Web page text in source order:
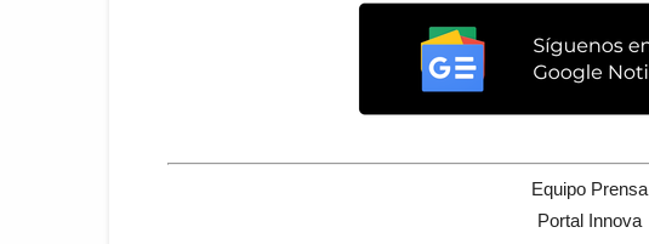
Equipo Prensa
Portal Innova